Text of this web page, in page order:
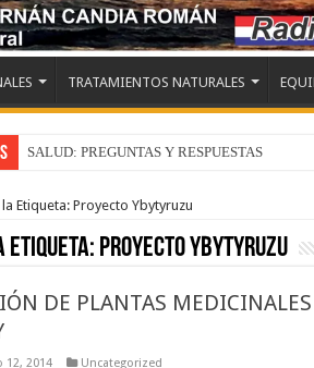
TRATAMIENTOS NATURALES
SALUD: PREGUNTAS Y RESPUESTAS
Etiqueta: Proyecto Ybytyruzu
Etiqueta: Proyecto Ybytyruzu
DE PLANTAS
12, 2014 Uncategorized